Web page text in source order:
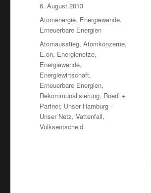
Veröffentlicht
am
6. August 2013
Kategorien
Atomenergie, Energiewende,
Erneuerbare Energien
Schlagwörter
Atomausstieg,Atomkonzerne,
E.on, Energienetze,
Energiewende,
Energiewirtschaft,
Erneuerbare Energien,
Rekommunalisierung, Roedl +
Partner, Unser Hamburg -
Unser Netz,Vattenfall,
Volksentscheid